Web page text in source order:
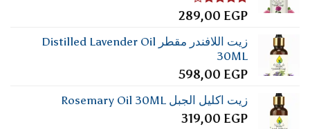
تم
من
5
289,00 EGP
زيت اللافندر مقطر Distilled Lavender Oil
30ML
598,00 EGP
زيت اكليل الجبل Rosemary Oil 30ML
319,00 EGP